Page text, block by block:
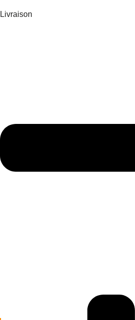
Livraison